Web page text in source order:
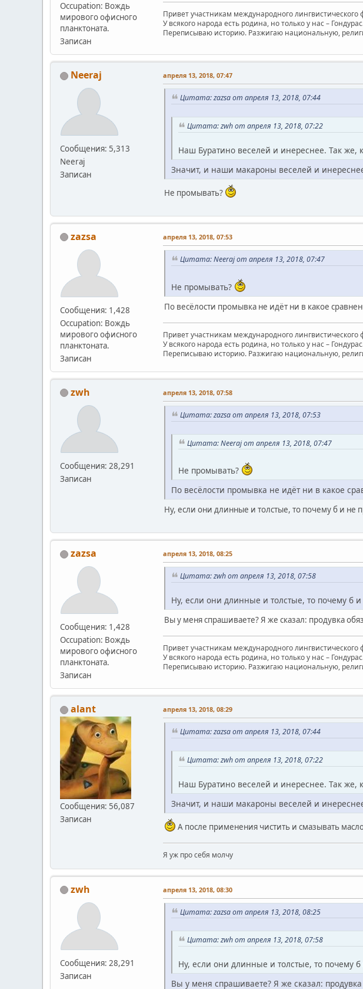
Occupation: Вождь
мирового офисного
планктоната.
Записан
Привет участникам международного лингвистического
У всякого народа есть родина, но только у нас –
Переписываю историю. Разжигаю национальную,
Neeraj
Сообщения: 5,313
Neeraj
Записан
апреля 13, 2018, 07:47
Цитата: zazsa от апреля 13, 2018, 07:44
Цитата: zwh от апреля 13, 2018, 07:22
Наш Буратино веселей и инереснее. Так
Значит, и наши макароны веселей и
Не промывать?
zazsa
Сообщения: 1,428
Occupation: Вождь
мирового офисного
планктоната.
Записан
апреля 13, 2018, 07:53
Цитата: Neeraj от апреля 13, 2018, 07:47
Не промывать?
По весёлости промывка не идёт ни в какое
Привет участникам международного лингвистического
У всякого народа есть родина, но только у нас –
Переписываю историю. Разжигаю национальную,
zwh
Сообщения: 28,291
Записан
апреля 13, 2018, 07:58
Цитата: zazsa от апреля 13, 2018, 07:53
Цитата: Neeraj от апреля 13, 2018, 07:47
Не промывать?
По весёлости промывка не идёт ни в какое
Ну, если они длинные и толстые, то почему б и не
zazsa
Сообщения: 1,428
Occupation: Вождь
мирового офисного
планктоната.
Записан
апреля 13, 2018, 08:25
Цитата: zwh от апреля 13, 2018, 07:58
Ну, если они длинные и толстые, то почему б
Вы у меня спрашиваете? Я же сказал: продувка
Привет участникам международного лингвистического
У всякого народа есть родина, но только у нас –
Переписываю историю. Разжигаю национальную,
alant
Сообщения: 56,087
Записан
апреля 13, 2018, 08:29
Цитата: zazsa от апреля 13, 2018, 07:44
Цитата: zwh от апреля 13, 2018, 07:22
Наш Буратино веселей и инереснее. Так
Значит, и наши макароны веселей и
А после применения чистить и смазывать
Я уж про себя молчу
zwh
Сообщения: 28,291
Записан
апреля 13, 2018, 08:30
Цитата: zazsa от апреля 13, 2018, 08:25
Цитата: zwh от апреля 13, 2018, 07:58
Ну, если они длинные и толстые, то почему
Вы у меня спрашиваете? Я же сказал: